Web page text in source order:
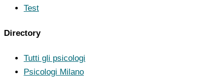
Test
Directory
Tutti gli psicologi
Psicologi Milano